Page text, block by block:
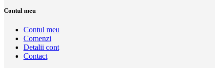
Contul meu
Contul meu
Comenzi
Detalii cont
Contact